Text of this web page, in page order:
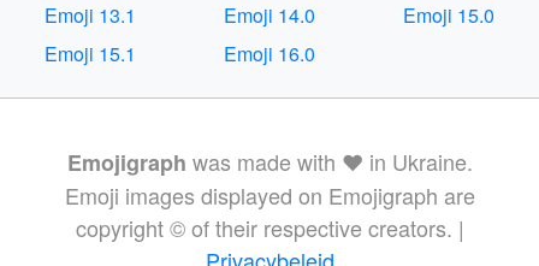
Emoji 13.1
Emoji 14.0
Emoji 15.0
Emoji 15.1
Emoji 16.0
Emojigraph was made with ❤️ in Ukraine.
Emoji images displayed on Emojigraph are
copyright © of their respective creators. |